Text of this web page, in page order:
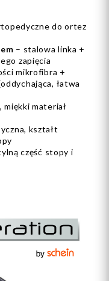
do ortez
– stalowa linka +
zapięcia
mikrofibra +
łatwa
miękki materiał
kształt
część stopy i